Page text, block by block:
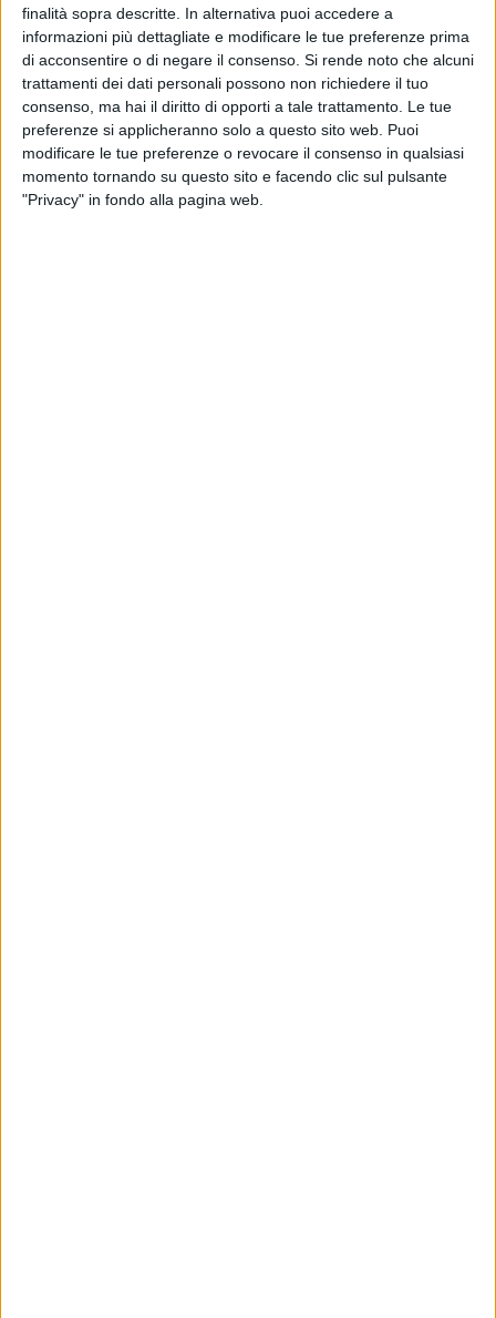
finalità sopra descritte. In alternativa puoi accedere a
informazioni più dettagliate e modificare le tue preferenze prima
di acconsentire o di negare il consenso. Si rende noto che alcuni
trattamenti dei dati personali possono non richiedere il tuo
consenso, ma hai il diritto di opporti a tale trattamento. Le tue
preferenze si applicheranno solo a questo sito web. Puoi
modificare le tue preferenze o revocare il consenso in qualsiasi
momento tornando su questo sito e facendo clic sul pulsante
"Privacy" in fondo alla pagina web.
In occasione della festa del lavoro, venerdì 1° maggio, la
città di Bisceglie rinnova il proprio impegno nel ricordare il
valore del lavoro e il percorso di conquiste sociali costruito
nel tempo, rendendo omaggio alla figura diGiuseppe Di
Vittorio
, tra i protagonisti del sindacalismo italiano.
Il programma prevede alle ore 9:30 la deposizione di una